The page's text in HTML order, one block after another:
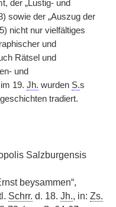
der „Lustig- und
sowie der „Auszug der
nicht nur vielfältiges
und
Rätsel und
und
19. Jh. wurden S.s
tradiert.
Salzburgensis
beysammen“,
Schrr. d. 18. Jh., in: Zs.